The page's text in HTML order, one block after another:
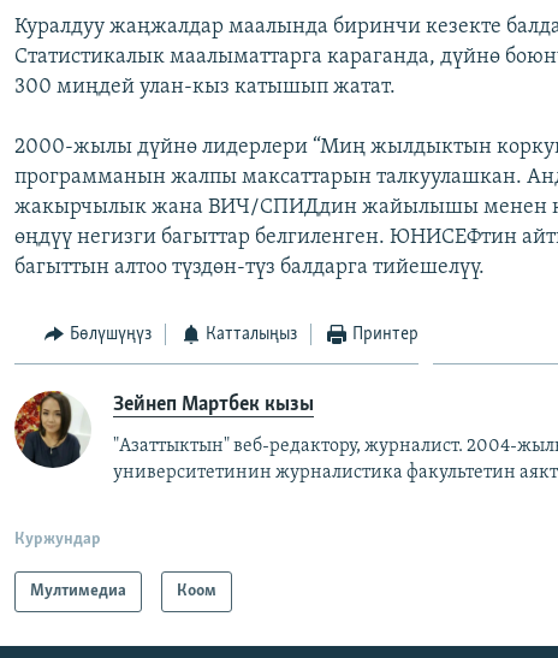
Куралдуу жаңжалдар маалында биринчи кезекте
Статистикалык маалыматтарга караганда, дүйнө
300 миңдей улан-кыз катышып жатат.
2000-жылы дүйнө лидерлери “Миң жылдыктын
программанын жалпы максаттарын талкуулашкан.
жакырчылык жана ВИЧ/СПИДдин жайылышы менен
өңдүү негизги багыттар белгиленген. ЮНИСЕФтин
багыттын алтоо түздөн-түз балдарга тийешелүү.
Бөлүшүңүз Катталыңыз Принтер
Зейнеп Мартбек кызы
"Азаттыктын" веб-редактору, журналист. 2004-
университетинин журналистика факультетин
Куржундар
Мултимедиа Коом